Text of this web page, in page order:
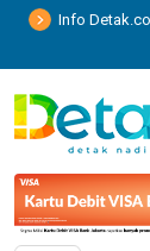
Info